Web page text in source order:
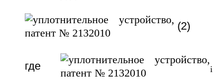
(2)
где i